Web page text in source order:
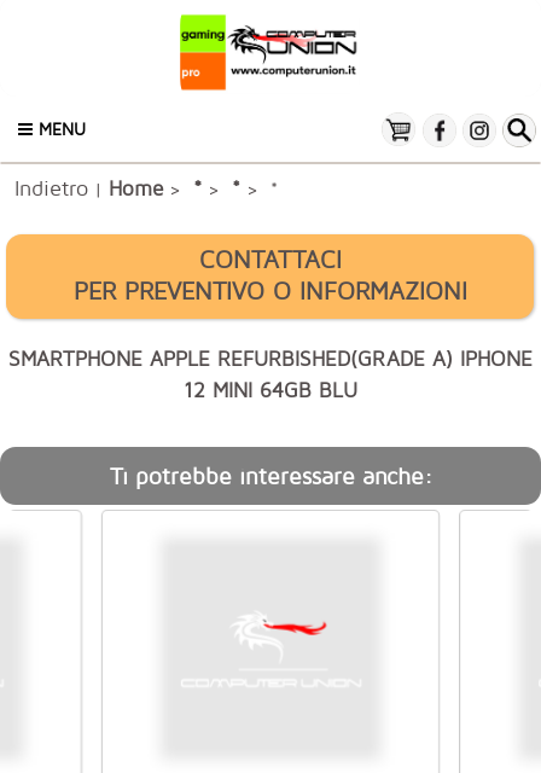
MENU
Indietro | Home> * > * > *
CONTATTACI
PER PREVENTIVO O INFORMAZIONI
SMARTPHONE APPLE REFURBISHED(GRADE A) IPHONE
12 MINI 64GB BLU
Ti potrebbe interessare anche: